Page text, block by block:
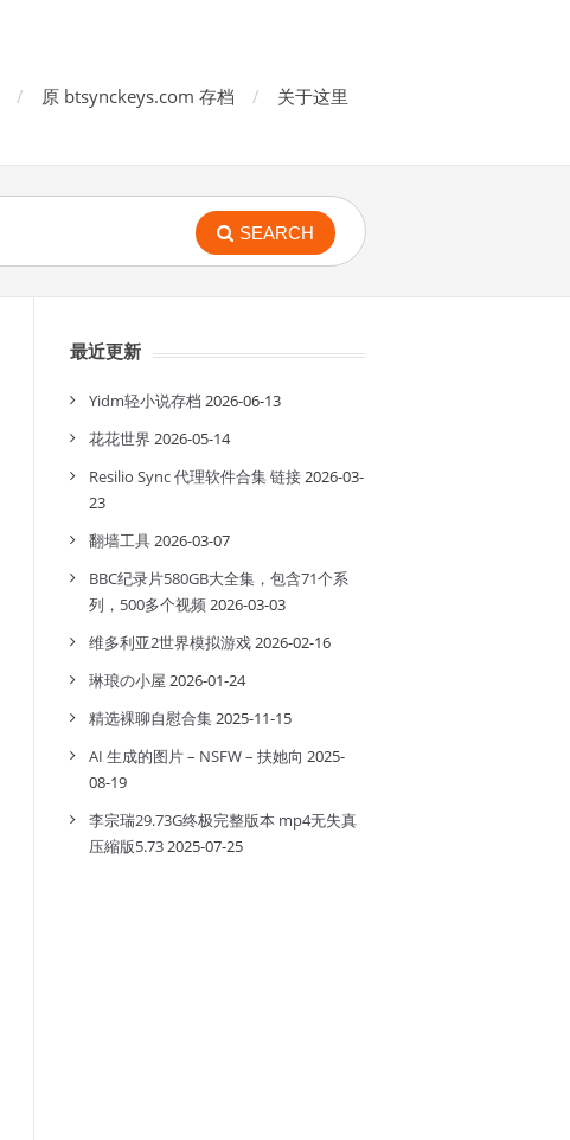
原 btsynckeys.com 存档 关于这里
SEARCH
最近更新
Yidm轻小说存档 2026-06-13
花花世界 2026-05-14
Resilio Sync 代理软件合集 链接2026-03-
23
翻墙工具2026-03-07
BBC纪录片580GB大全集，包含71个系
列，500多个视频2026-03-03
维多利亚2世界模拟游戏2026-02-16
琳琅の小屋 2026-01-24
精选裸聊自慰合集2025-11-15
AI 生成的图片 – NSFW – 扶她向 2025-
08-19
李宗瑞29.73G终极完整版本 mp4无失真
压縮版5.732025-07-25